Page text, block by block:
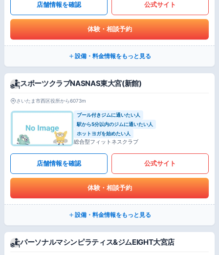
店舗情報を確認 公式サイト
体験・相談予約
設備・料金情報をもっと見る
スポーツクラブNASNAS東大宮(新館)
さいたま市西区役所から6073m
プール付きジムに通いたい人
駅から5分以内のジムに通いたい人
ホットヨガを始めたい人
総合型フィットネスクラブ
店舗情報を確認 公式サイト
体験・相談予約
設備・料金情報をもっと見る
パーソナルマシンピラティス&ジムEIGHT大宮店